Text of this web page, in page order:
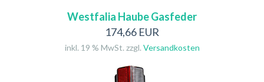
Westfalia Haube Gasfeder
174,66 EUR
inkl. 19 % MwSt. zzgl. Versandkosten